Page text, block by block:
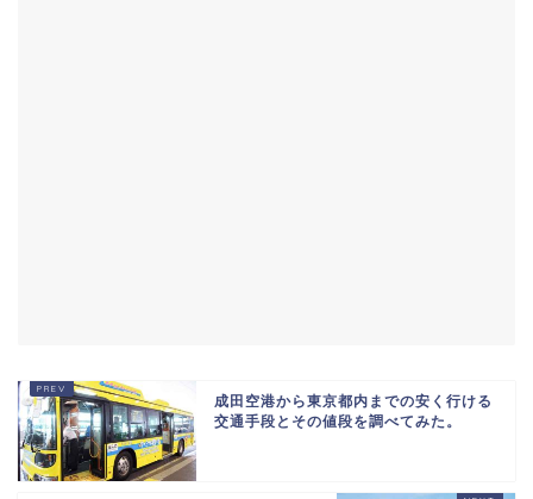
成田空港から東京都内までの安く行ける
交通手段とその値段を調べてみた。